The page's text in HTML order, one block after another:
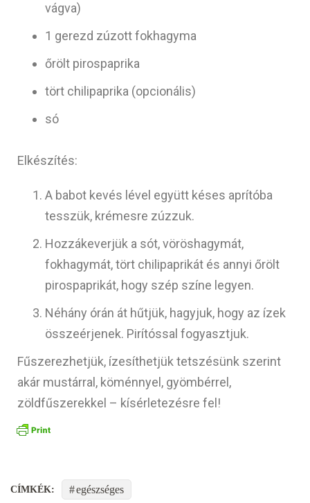
vágva)
1 gerezd zúzott fokhagyma
őrölt pirospaprika
tört chilipaprika (opcionális)
só
Elkészítés:
A babot kevés lével együtt késes aprítóba
tesszük, krémesre zúzzuk.
Hozzákeverjük a sót, vöröshagymát,
fokhagymát, tört chilipaprikát és annyi őrölt
pirospaprikát, hogy szép színe legyen.
Néhány órán át hűtjük, hagyjuk, hogy az ízek
összeérjenek. Pirítóssal fogyasztjuk.
Fűszerezhetjük, ízesíthetjük tetszésünk szerint
akár mustárral, köménnyel, gyömbérrel,
zöldfűszerekkel – kísérletezésre fel!
CÍMKÉK: egészséges